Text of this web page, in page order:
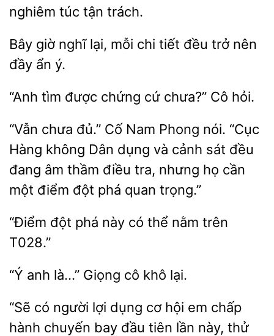
tận trách.
Bây giờ
lại, mỗi chi tiết đều trở
ẩn ý.
“Anh được chứng chưa?” Cô
“Vẫn chưa đủ.” Cố Nam
nói. “Cục
Hàng không Dân dụng và cảnh sát đều
đang âm thầm điều tra,
họ
một điểm đột phá quan trọng.”
“Điểm đột phá có
nằm
T028.”
anh Giọng khô lại.
“Sẽ có
dụng cơ hội em chấp
hành chuyến bay đầu tiên lần này, thử